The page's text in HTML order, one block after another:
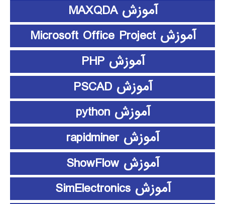
آموزش MAXQDA
آموزش Microsoft Office Project
آموزش PHP
آموزش PSCAD
آموزش python
آموزش rapidminer
آموزش ShowFlow
آموزش SimElectronics